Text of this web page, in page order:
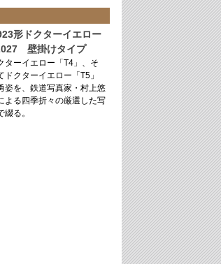
形ドクターイエロー
壁掛けタイプ
ターイエロー「T4」、そ
ドクターイエロー「T5」
姿を、鉄道写真家・村上悠
よる四季折々の厳選した写
綴る。